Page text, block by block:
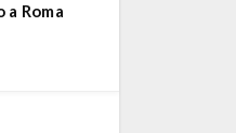
a Roma